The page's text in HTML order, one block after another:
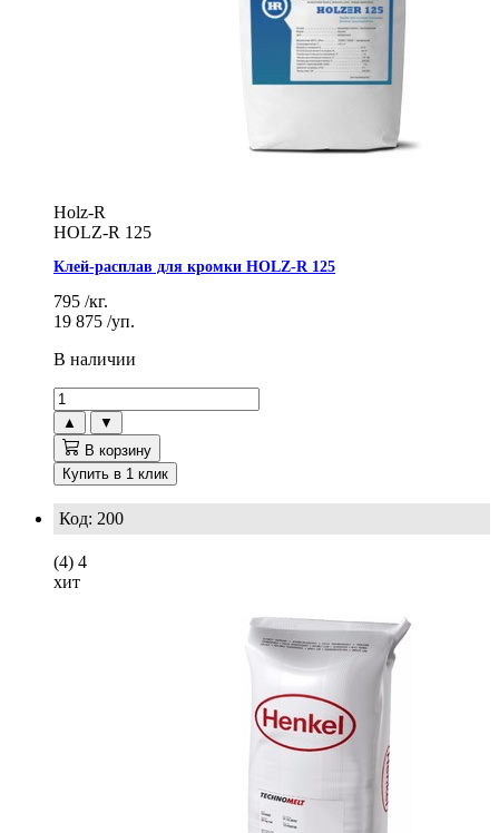
Holz-R
HOLZ-R 125
Клей-расплав для кромки HOLZ-R 125
795 /кг.
19 875 /уп.
В наличии
▲
▼
В корзину
Купить в 1 клик
Код: 200
(4) 4
хит